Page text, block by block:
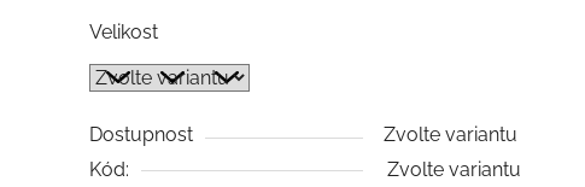
hvězdiček.
Velikost
Dostupnost
Zvolte variantu
Kód:
Zvolte variantu